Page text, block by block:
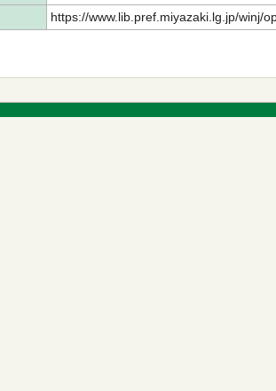
https://www.lib.pref.miyazaki.lg.jp/winj/